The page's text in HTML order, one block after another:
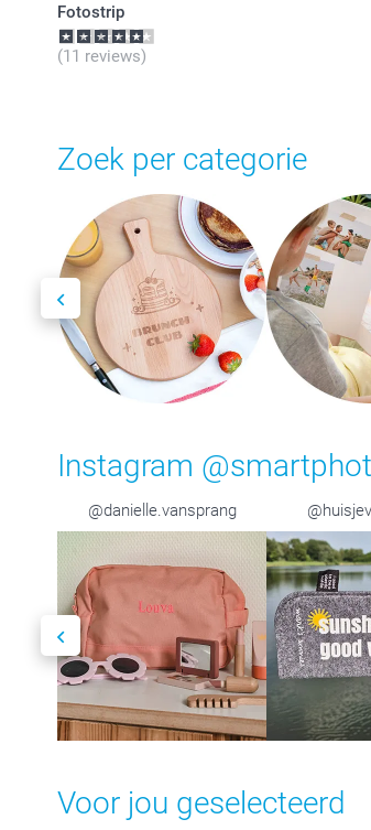
Fotostrip
(11 reviews)
Zoek per categorie
Instagram
@danielle.vansprang
Voor jou geselecteerd